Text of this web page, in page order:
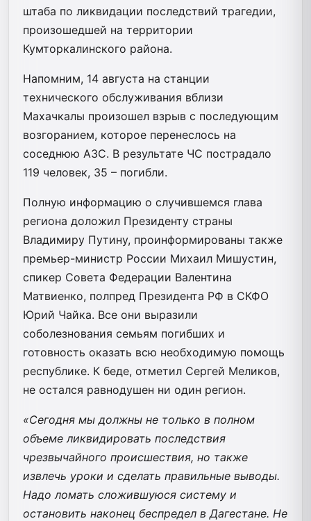
штаба по ликвидации последствий трагедии,
произошедшей на территории
Кумторкалинского района.
Напомним, 14 августа на станции
технического обслуживания вблизи
Махачкалы произошел взрыв с последующим
возгоранием, которое перенеслось на
соседнюю АЗС. В результате ЧС пострадало
119 человек, 35 – погибли.
Полную информацию о случившемся глава
региона доложил Президенту страны
Владимиру Путину, проинформированы также
премьер-министр России Михаил Мишустин,
спикер Совета Федерации Валентина
Матвиенко, полпред Президента РФ в СКФО
Юрий Чайка. Все они выразили
соболезнования семьям погибших и
готовность оказать всю необходимую помощь
республике. К беде, отметил Сергей Меликов,
не остался равнодушен ни один регион.
«Сегодня мы должны не только в полном
объеме ликвидировать последствия
чрезвычайного происшествия, но также
извлечь уроки и сделать правильные выводы.
Надо ломать сложившуюся систему и
остановить наконец беспредел в Дагестане. Не